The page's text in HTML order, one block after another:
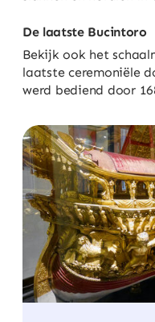
De laatste Bucintoro
Bekijk ook het
laatste ceremoniële
werd bediend door